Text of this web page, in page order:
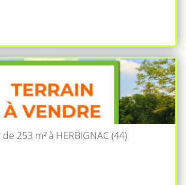
253 m² à HERBIGNAC (44)